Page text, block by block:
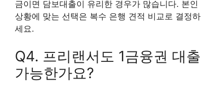
금이면 담보대출이 유리한 경우가 많습니다. 본인
상황에 맞는 선택은 복수 은행 견적 비교로 결정하
세요.
Q4. 프리랜서도 1금융권 대출
가능한가요?